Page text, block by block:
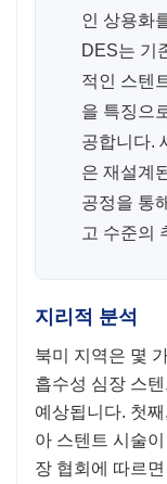
인 상용화
DES는 기
적인 스텐
을 특징으
공합니다.
은 재설계
공정을 통
고 수준의
지리적 분석
북미 지역은 몇
흡수성 심장 스
예상됩니다. 첫
아 스텐트 시술
장 협회에 따르